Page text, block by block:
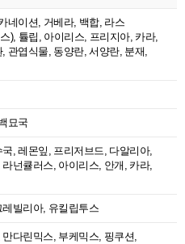
네이션, 거베라, 백합, 라스
), 튤립, 아이리스, 프리지아, 카라,
관엽식물, 동양란, 서양란, 분재,
묘국
, 레몬잎, 프리저브드, 다알리아,
넌큘러스, 아이리스, 안개, 카라,
레빌리아, 유킬립투스
다린믹스, 부케믹스, 핑쿠션,